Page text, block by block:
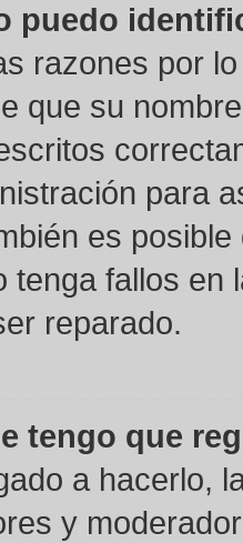
puedo
razones por
que su
para
es
tenga fallos en
reparado.
tengo que
a hacerlo,
y